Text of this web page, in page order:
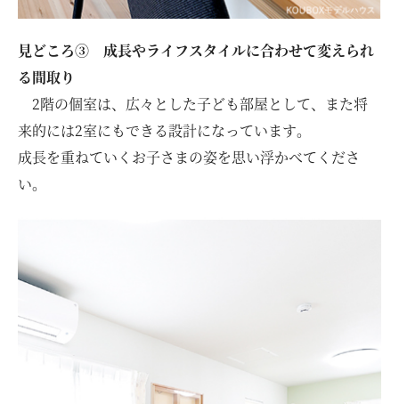
見どころ③ 成長やライフスタイルに合わせて変えられ
る間取り
2階の個室は、広々とした子ども部屋として、また将
来的には2室にもできる設計になっています。
成長を重ねていくお子さまの姿を思い浮かべてくださ
い。